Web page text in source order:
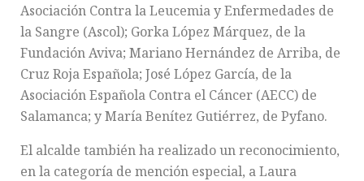
Asociación Contra la Leucemia y Enfermedades de
la Sangre (Ascol); Gorka López Márquez, de la
Fundación Aviva; Mariano Hernández de Arriba, de
Cruz Roja Española; José López García, de la
Asociación Española Contra el Cáncer (AECC) de
Salamanca; y María Benítez Gutiérrez, de Pyfano.
El alcalde también ha realizado un reconocimiento,
en la categoría de mención especial, a Laura